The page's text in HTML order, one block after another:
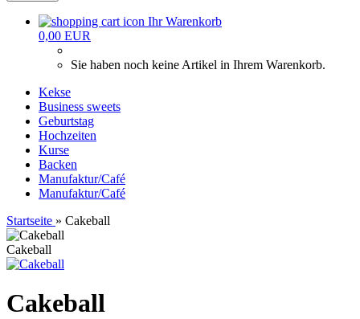
Ihr Warenkorb
0,00 EUR
Sie haben noch keine Artikel in Ihrem Warenkorb.
Kekse
Business sweets
Geburtstag
Hochzeiten
Kurse
Backen
Manufaktur/Café
Manufaktur/Café
Startseite » Cakeball
Cakeball
Cakeball